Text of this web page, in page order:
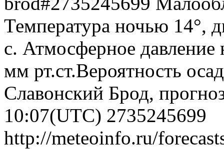
Температура ночью 14°,
с. Атмосферное
мм рт.ст.Вероятность
Славонский Брод,
10:07(UTC) 2735245699
http://meteoinfo.ru/